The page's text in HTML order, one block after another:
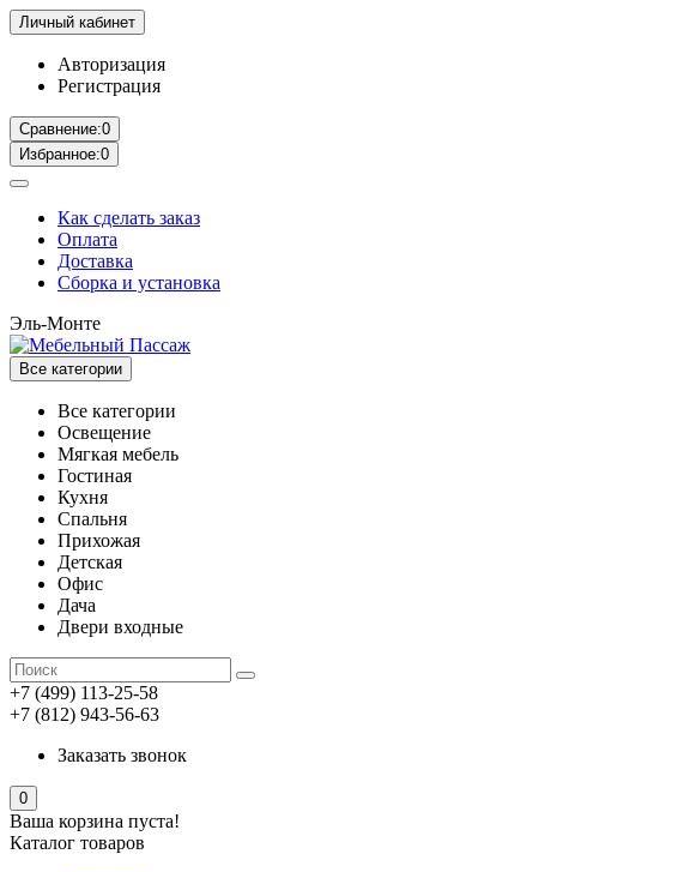
Личный кабинет
Авторизация
Регистрация
Сравнение:0
Избранное:0
Как сделать заказ
Оплата
Доставка
Сборка и установка
Эль-Монте
Все категории
Все категории
Освещение
Мягкая мебель
Гостиная
Кухня
Спальня
Прихожая
Детская
Офис
Дача
Двери входные
+7 (499) 113-25-58
+7 (812) 943-56-63
Заказать звонок
0
Ваша корзина пуста!
Каталог товаров